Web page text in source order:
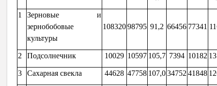
1
Зерновые и
зернобобовые
культуры
10832098795 91,2 66456 77341
2 Подсолнечник 10029 10597 105,7 7394 10182
3 Сахарная свекла 44628 47758 107,034752 41848